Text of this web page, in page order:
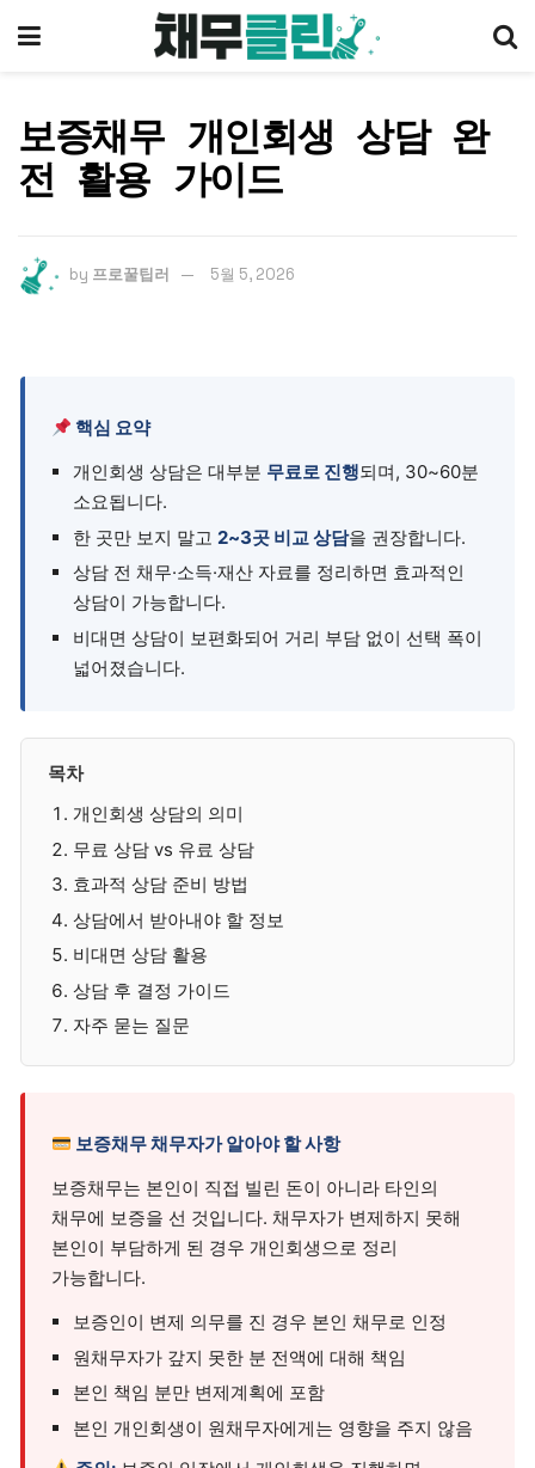
보증채무 개인회생 상담 완
전 활용 가이드
by 프로꿀팁러 5월 5, 2026
핵심 요약
개인회생 상담은 대부분 무료로 진행되며, 30~60분
소요됩니다.
한 곳만 보지 말고 2~3곳 비교 상담을 권장합니다.
상담 전 채무·소득·재산 자료를 정리하면 효과적인
상담이 가능합니다.
비대면 상담이 보편화되어 거리 부담 없이 선택 폭이
넓어졌습니다.
목차
개인회생 상담의 의미
무료 상담 vs 유료 상담
효과적 상담 준비 방법
상담에서 받아내야 할 정보
비대면 상담 활용
상담 후 결정 가이드
자주 묻는 질문
보증채무 채무자가 알아야 할 사항
보증채무는 본인이 직접 빌린 돈이 아니라 타인의
채무에 보증을 선 것입니다. 채무자가 변제하지 못해
본인이 부담하게 된 경우 개인회생으로 정리
가능합니다.
보증인이 변제 의무를 진 경우 본인 채무로 인정
원채무자가 갚지 못한 분 전액에 대해 책임
본인 책임 분만 변제계획에 포함
본인 개인회생이 원채무자에게는 영향을 주지 않음